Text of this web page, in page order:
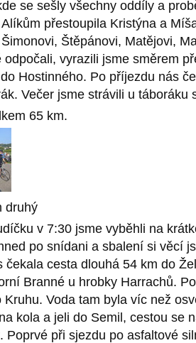
se sešly všechny oddíly a
přestoupila Kristýna a
Štěpánovi, Matějovi,
odpočali, vyrazili jsme směrem
Hostinného. Po příjezdu nás
Večer jsme strávili u táboráku
65 km.
druhý
v 7:30 jsme vyběhli na
po snídani a sbalení si věcí
čekala cesta dlouhá 54 km do
Branné u hrobky Harrachů.
Kruhu. Voda tam byla víc než
kola a jeli do Semil, cestou se
Poprvé při sjezdu po asfaltové